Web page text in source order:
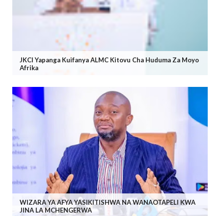
JKCI Yapanga Kuifanya ALMC Kitovu Cha Huduma Za Moyo
Afrika
WIZARA YA AFYA YASIKITISHWA NA WANAOTAPELI KWA
JINA LA MCHENGERWA